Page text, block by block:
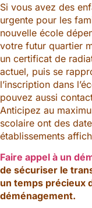
Si vous avez des
urgente pour les
nouvelle école
votre futur quartier
un certificat de
actuel, puis se
l’inscription dans
pouvez aussi
Anticipez au
scolaire ont des
établissements
Faire appel à un
de sécuriser le
un temps précieux
déménagement.